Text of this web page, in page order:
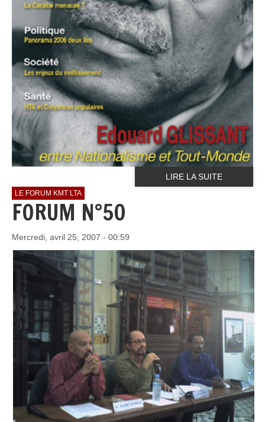
LIRE LA SUITE
LE FORUM KMT LTA
FORUM N°50
Mercredi, avril 25, 2007 - 00:59